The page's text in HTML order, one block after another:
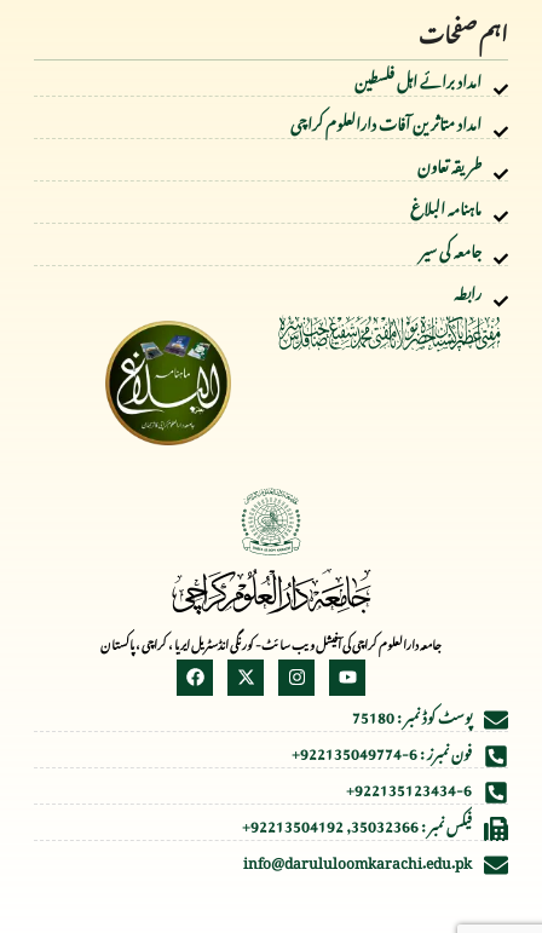
اہم صفحات
امداد برائے اہل فلسطین
امداد متاثرین آفات دارالعلوم کراچی
طریقہ تعاون
ماہنامہ البلاغ
جامعہ کی سیر
رابطہ
جامعہ دارالعلوم کراچی کی آفیشل ویب سائٹ- کورنگی انڈسٹریل ایریا ، کراچی ، پاکستان
پوسٹ کوڈ نمبر : 75180
فون نمبرز : 6-922135049774+
922135123434-6+
فیکس نمبر : 35032366, 92213504192+
info@darululoomkarachi.edu.pk